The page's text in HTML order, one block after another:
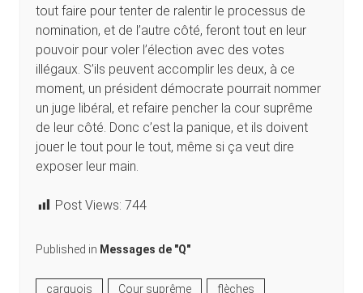
tout faire pour tenter de ralentir le processus de
nomination, et de l’autre côté, feront tout en leur
pouvoir pour voler l’élection avec des votes
illégaux. S’ils peuvent accomplir les deux, à ce
moment, un président démocrate pourrait nommer
un juge libéral, et refaire pencher la cour suprême
de leur côté. Donc c’est la panique, et ils doivent
jouer le tout pour le tout, même si ça veut dire
exposer leur main.
Post Views: 744
Published in Messages de "Q"
carquois Cour suprême
flèches